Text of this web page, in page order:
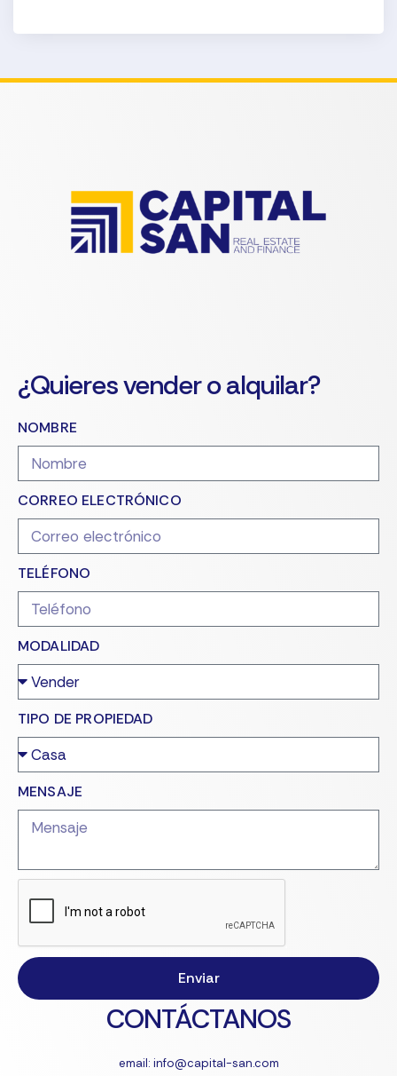
¿Quieres vender o alquilar?
NOMBRE
CORREO ELECTRÓNICO
TELÉFONO
MODALIDAD
TIPO DE PROPIEDAD
MENSAJE
Enviar
CONTÁCTANOS
email: info@capital-san.com